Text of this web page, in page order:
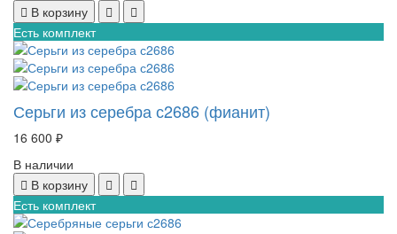
В корзину
Есть комплект
Серьги из серебра с2686 (фианит)
16 600 ₽
В наличии
В корзину
Есть комплект